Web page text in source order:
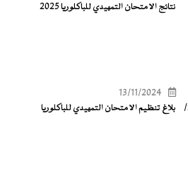
نتائج الامتحان التمهيدي للباكلوريا 2025
تواريخ الامتحانات الوطنية للعام الدراسي 2024/
13/11/2024
بلاغ تنظيم الامتحان التمهيدي للباكلوريا